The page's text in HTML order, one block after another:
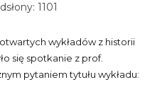
1101
wykładów z historii
się spotkanie z prof.
pytaniem tytułu wykładu: